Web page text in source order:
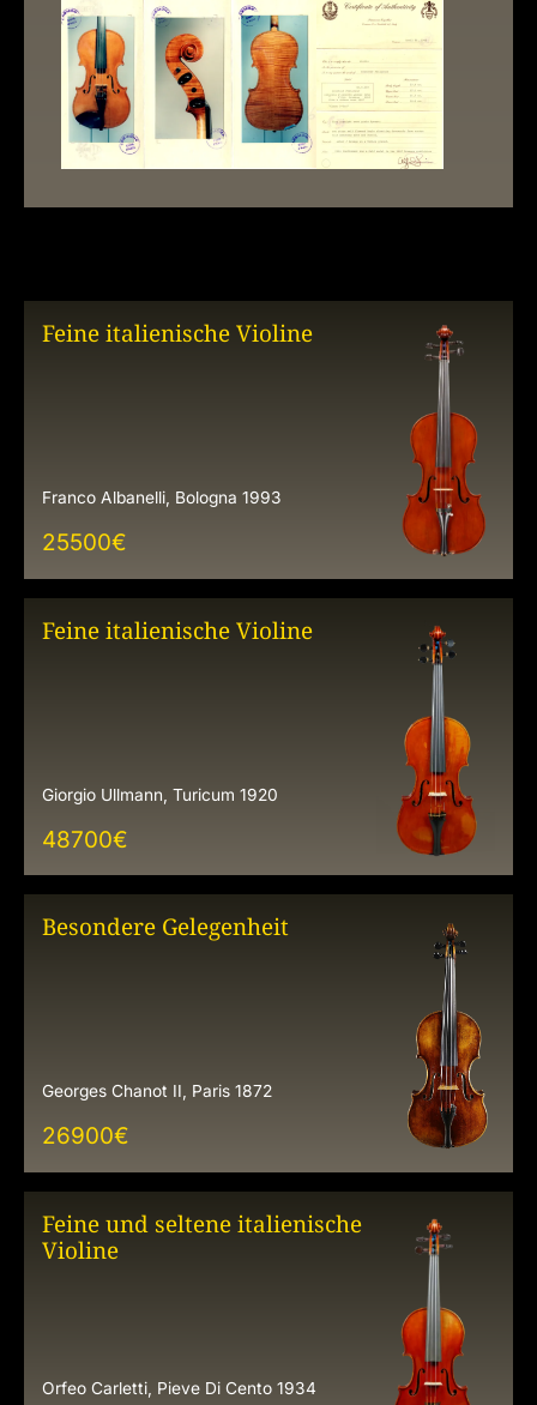
Feine italienische Violine
Franco Albanelli, Bologna 1993
25500€
Feine italienische Violine
Giorgio Ullmann, Turicum 1920
48700€
Besondere Gelegenheit
Georges Chanot II, Paris 1872
26900€
Feine und seltene italienische
Violine
Orfeo Carletti, Pieve Di Cento 1934